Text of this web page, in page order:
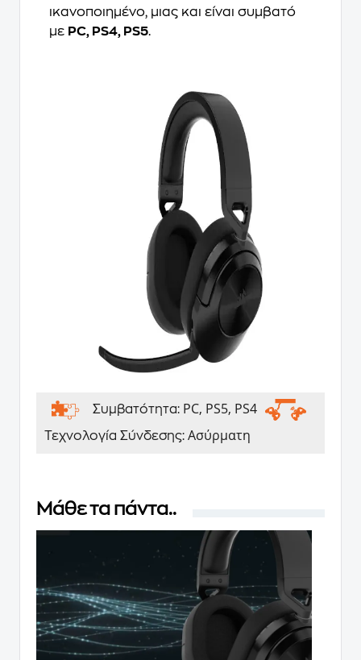
ικανοποιημένο, μιας και είναι συμβατό
με PC, PS4, PS5.
Συμβατότητα: PC, PS5, PS4
Τεχνολογία Σύνδεσης: Aσύρματη
Μάθε τα πάντα..